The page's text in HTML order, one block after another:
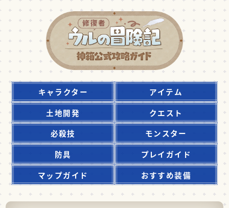
キャラクター
アイテム
土地開発
クエスト
必殺技
モンスター
防具
プレイガイド
マップガイド
おすすめ装備